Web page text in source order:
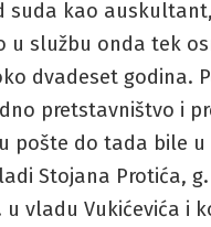
suda kao
u službu onda tek
dvadeset godina.
pretstavništvo i
pošte do tada bile u
Stojana Protića,
u vladu Vukićevića i